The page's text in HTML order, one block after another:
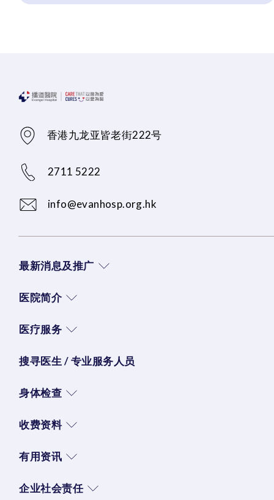
香港九龙亚皆老街222号
2711 5222
info@evanhosp.org.hk
最新消息及推广
医院简介
医疗服务
搜寻医生 / 专业服务人员
身体检查
收费资料
有用资讯
企业社会责任